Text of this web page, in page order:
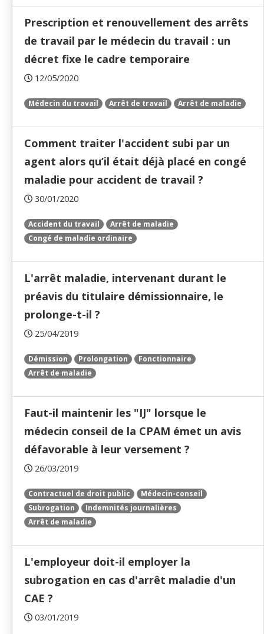
Prescription et renouvellement des arrêts
de travail par le médecin du travail : un
décret fixe le cadre temporaire
12/05/2020
Médecin du travail Arrêt de travail Arrêt de maladie
Comment traiter l'accident subi par un
agent alors qu’il était déjà placé en congé
maladie pour accident de travail ?
30/01/2020
Accident du travail
Arrêt de maladie
Congé de maladie ordinaire
L'arrêt maladie, intervenant durant le
préavis du titulaire démissionnaire, le
prolonge-t-il ?
25/04/2019
Démission Prolongation
Fonctionnaire
Arrêt de maladie
Faut-il maintenir les "IJ" lorsque le
médecin conseil de la CPAM émet un avis
défavorable à leur versement ?
26/03/2019
Contractuel de droit public
Médecin-conseil
Subrogation
Indemnités journalières
Arrêt de maladie
L'employeur doit-il employer la
subrogation en cas d'arrêt maladie d'un
CAE ?
03/01/2019